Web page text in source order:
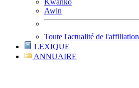
Kwanko
Awin
Toute l'actualité de l'affiliation
LEXIQUE
ANNUAIRE